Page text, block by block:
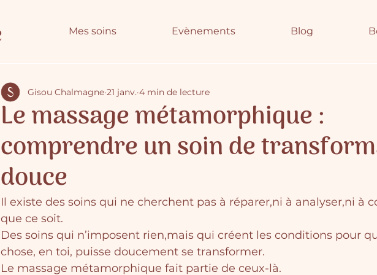
Mes soins Evènements Blog
Le massage métamorphique :
comprendre un soin de
douce
Gisou Chalmagne 21 janv. 4 min de lecture
Il existe des soins qui ne cherchent pas à réparer,ni à analyser,ni à
que ce soit.
Des soins qui n’imposent rien,mais qui créent les conditions pour
chose, en toi, puisse doucement se transformer.
Le massage métamorphique fait partie de ceux-là.